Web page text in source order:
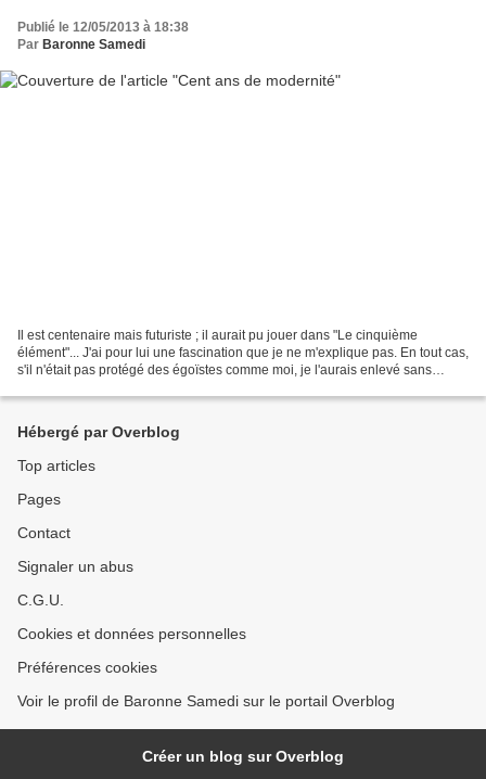
Publié le 12/05/2013 à 18:38
Par Baronne Samedi
Il est centenaire mais futuriste ; il aurait pu jouer dans "Le cinquième
élément"... J'ai pour lui une fascination que je ne m'explique pas. En tout cas,
s'il n'était pas protégé des égoïstes comme moi, je l'aurais enlevé sans
Hébergé par Overblog
Top articles
Pages
Contact
Signaler un abus
C.G.U.
Cookies et données personnelles
Préférences cookies
Voir le profil de Baronne Samedi sur le portail Overblog
Créer un blog sur Overblog